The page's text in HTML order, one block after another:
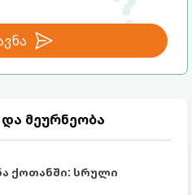
მეურნეობა
ქოთანში: სრული